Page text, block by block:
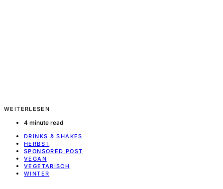
WEITERLESEN
4 minute read
DRINKS & SHAKES
HERBST
SPONSORED POST
VEGAN
VEGETARISCH
WINTER